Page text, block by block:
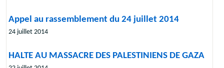
Appel au rassemblement du 24 juillet 2014
24 juillet 2014
HALTE AU MASSACRE DES PALESTINIENS DE GAZA